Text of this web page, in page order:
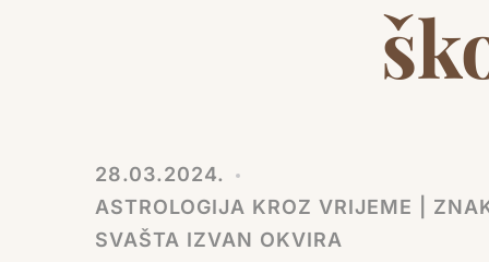
28.03.2024.
ASTROLOGIJA KROZ VRIJEME |
SVAŠTA IZVAN OKVIRA